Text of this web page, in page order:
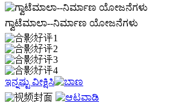
ಗ್ವಾಟೆಮಾಲಾ--ನಿರ್ಮಾಣ ಯೋಜನೆಗಳು
ಇನ್ನಷ್ಟು ವೀಕ್ಷಿಸಿ